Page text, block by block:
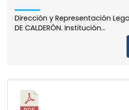
Dirección y Representación
DE CALDERÓN. Institución...